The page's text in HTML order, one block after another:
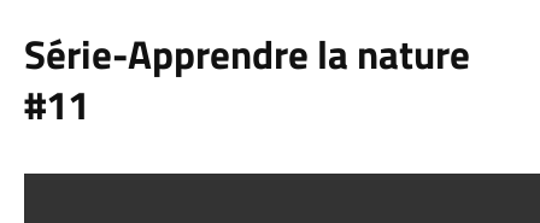
Série-Apprendre la nature
#11